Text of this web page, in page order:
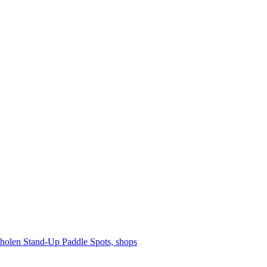
Stand-Up Paddle Spots, shops